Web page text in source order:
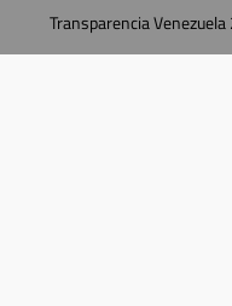
Transparencia